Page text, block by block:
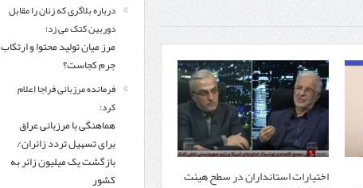
اختیارات استانداران در سطح هیئت
درباره بلاگری که زنان را مقابل
دوربین کتک می زد؛
مرز میان تولید محتوا و ارتکاب
جرم کجاست؟
فرمانده مرزبانی فراجا اعلام
کرد:
هماهنگی با مرزبانی عراق
برای تسهیل تردد زائران/
بازگشت یک میلیون زائر به
کشور